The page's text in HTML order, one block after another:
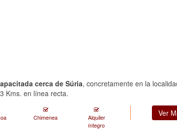
cerca de Súria, concretamente en la
Kms. en línea recta.
Chimenea
Alquiler
íntegro
Ver